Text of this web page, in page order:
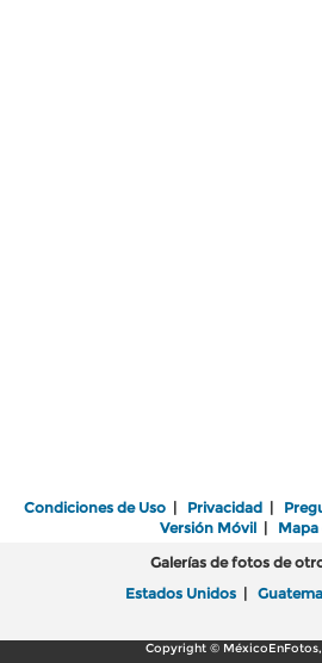
Condiciones de Uso | Privacidad |
Versión Móvil| Mapa
Galerías de fotos de
Estados Unidos |
Copyright ©